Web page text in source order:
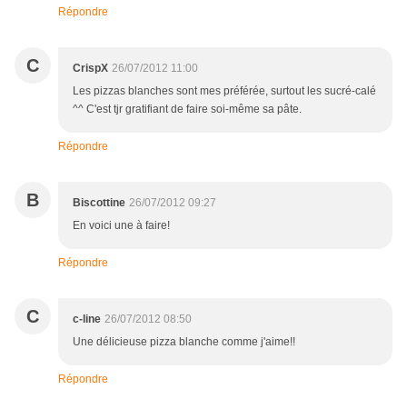
Répondre
C CrispX 26/07/2012 11:00
Les pizzas blanches sont mes préférée, surtout les sucré-calé
^^ C'est tjr gratifiant de faire soi-même sa pâte.
Répondre
B Biscottine 26/07/2012 09:27
En voici une à faire!
Répondre
C c-line 26/07/2012 08:50
Une délicieuse pizza blanche comme j'aime!!
Répondre